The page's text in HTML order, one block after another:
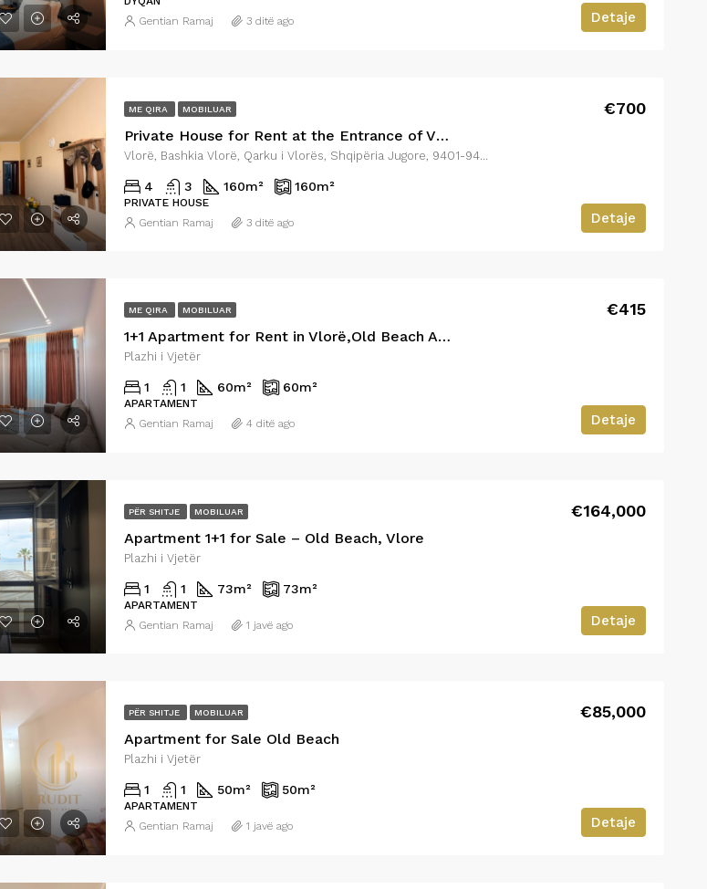
Detaje
Gentian Ramaj 3 ditë ago
ME QIRA MOBILUAR
Private House for Rent at the Entrance of Vlorë
€700
4 3 160m² 160m²
PRIVATE HOUSE
Detaje
Gentian Ramaj 3 ditë ago
ME QIRA MOBILUAR
1+1 Apartment for Rent in Vlorë,Old Beach Area
€415
Plazhi i Vjetër
1 1 60m² 60m²
APARTAMENT
Detaje
Gentian Ramaj 4 ditë ago
PËR SHITJE MOBILUAR
Apartment 1+1 for Sale – Old Beach, Vlore
€164,000
Plazhi i Vjetër
1 1 73m² 73m²
APARTAMENT
Detaje
Gentian Ramaj 1 javë ago
PËR SHITJE MOBILUAR
Apartment for Sale Old Beach
€85,000
Plazhi i Vjetër
1 1 50m² 50m²
APARTAMENT
Detaje
Gentian Ramaj 1 javë ago